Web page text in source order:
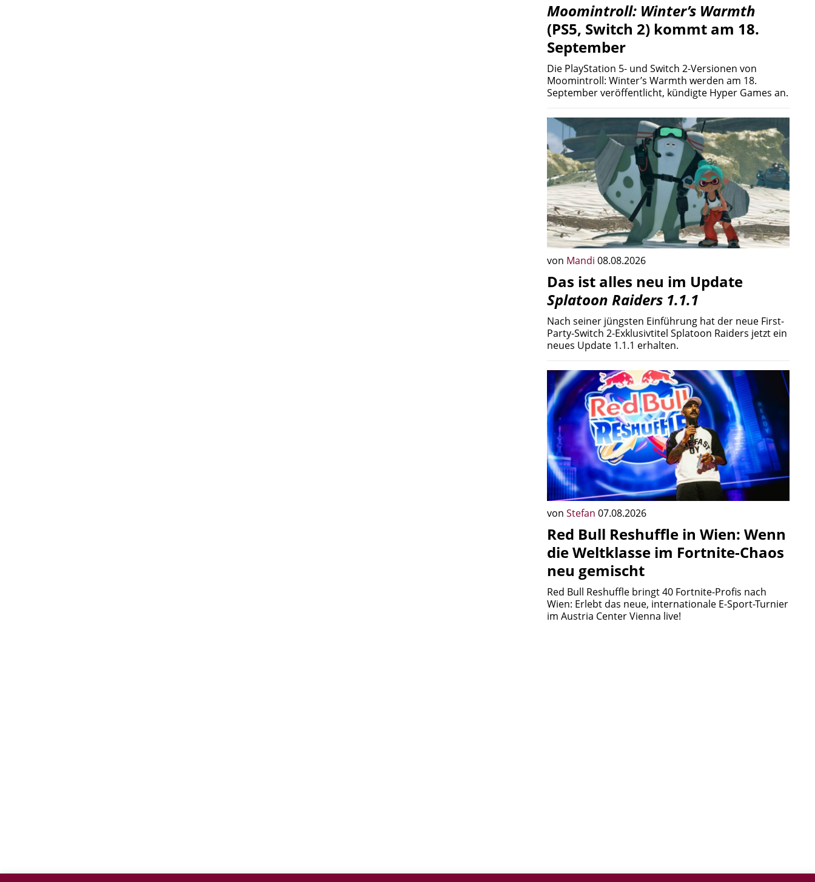
Moomintroll: Winter’s Warmth
(PS5, Switch 2) kommt am 18.
September
Die PlayStation 5- und Switch 2-Versionen von
Moomintroll: Winter’s Warmth werden am 18.
September veröffentlicht, kündigte Hyper Games an.
von Mandi 08.08.2026
Das ist alles neu im Update
Splatoon Raiders 1.1.1
Nach seiner jüngsten Einführung hat der neue First-
Party-Switch 2-Exklusivtitel Splatoon Raiders jetzt ein
neues Update 1.1.1 erhalten.
von Stefan 07.08.2026
Red Bull Reshuffle in Wien: Wenn
die Weltklasse im Fortnite-Chaos
neu gemischt
Red Bull Reshuffle bringt 40 Fortnite-Profis nach
Wien: Erlebt das neue, internationale E-Sport-Turnier
im Austria Center Vienna live!